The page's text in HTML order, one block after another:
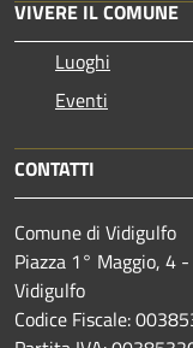
VIVERE IL COMUNE
Luoghi
Eventi
CONTATTI
Comune di Vidigulfo
Piazza 1° Maggio, 4
Vidigulfo
Codice Fiscale: